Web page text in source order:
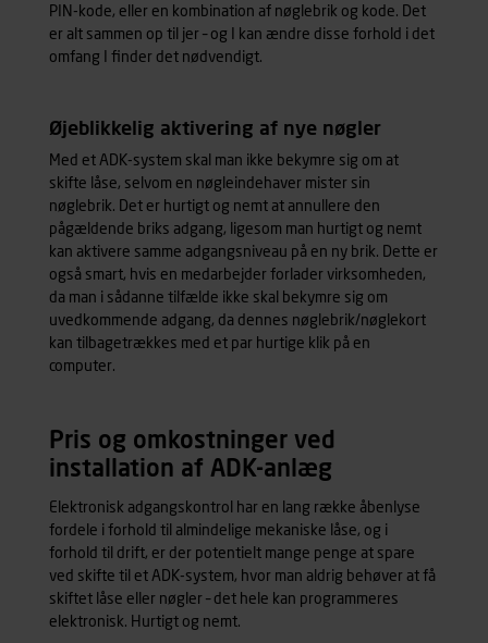
indeholder yderligere information om behandling af
personoplysninger.
PIN-kode, eller en kombination af nøglebrik og kode. Det
er alt sammen op til jer – og I kan ændre disse forhold i det
omfang I finder det nødvendigt.
Øjeblikkelig aktivering af nye nøgler
Med et ADK-system skal man ikke bekymre sig om at
skifte låse, selvom en nøgleindehaver mister sin
nøglebrik. Det er hurtigt og nemt at annullere den
pågældende briks adgang, ligesom man hurtigt og nemt
kan aktivere samme adgangsniveau på en ny brik. Dette er
også smart, hvis en medarbejder forlader virksomheden,
da man i sådanne tilfælde ikke skal bekymre sig om
uvedkommende adgang, da dennes nøglebrik/nøglekort
kan tilbagetrækkes med et par hurtige klik på en
computer.
Pris og omkostninger ved
installation af ADK-anlæg
Elektronisk adgangskontrol har en lang række åbenlyse
fordele i forhold til almindelige mekaniske låse, og i
forhold til drift, er der potentielt mange penge at spare
ved skifte til et ADK-system, hvor man aldrig behøver at få
skiftet låse eller nøgler – det hele kan programmeres
elektronisk. Hurtigt og nemt.